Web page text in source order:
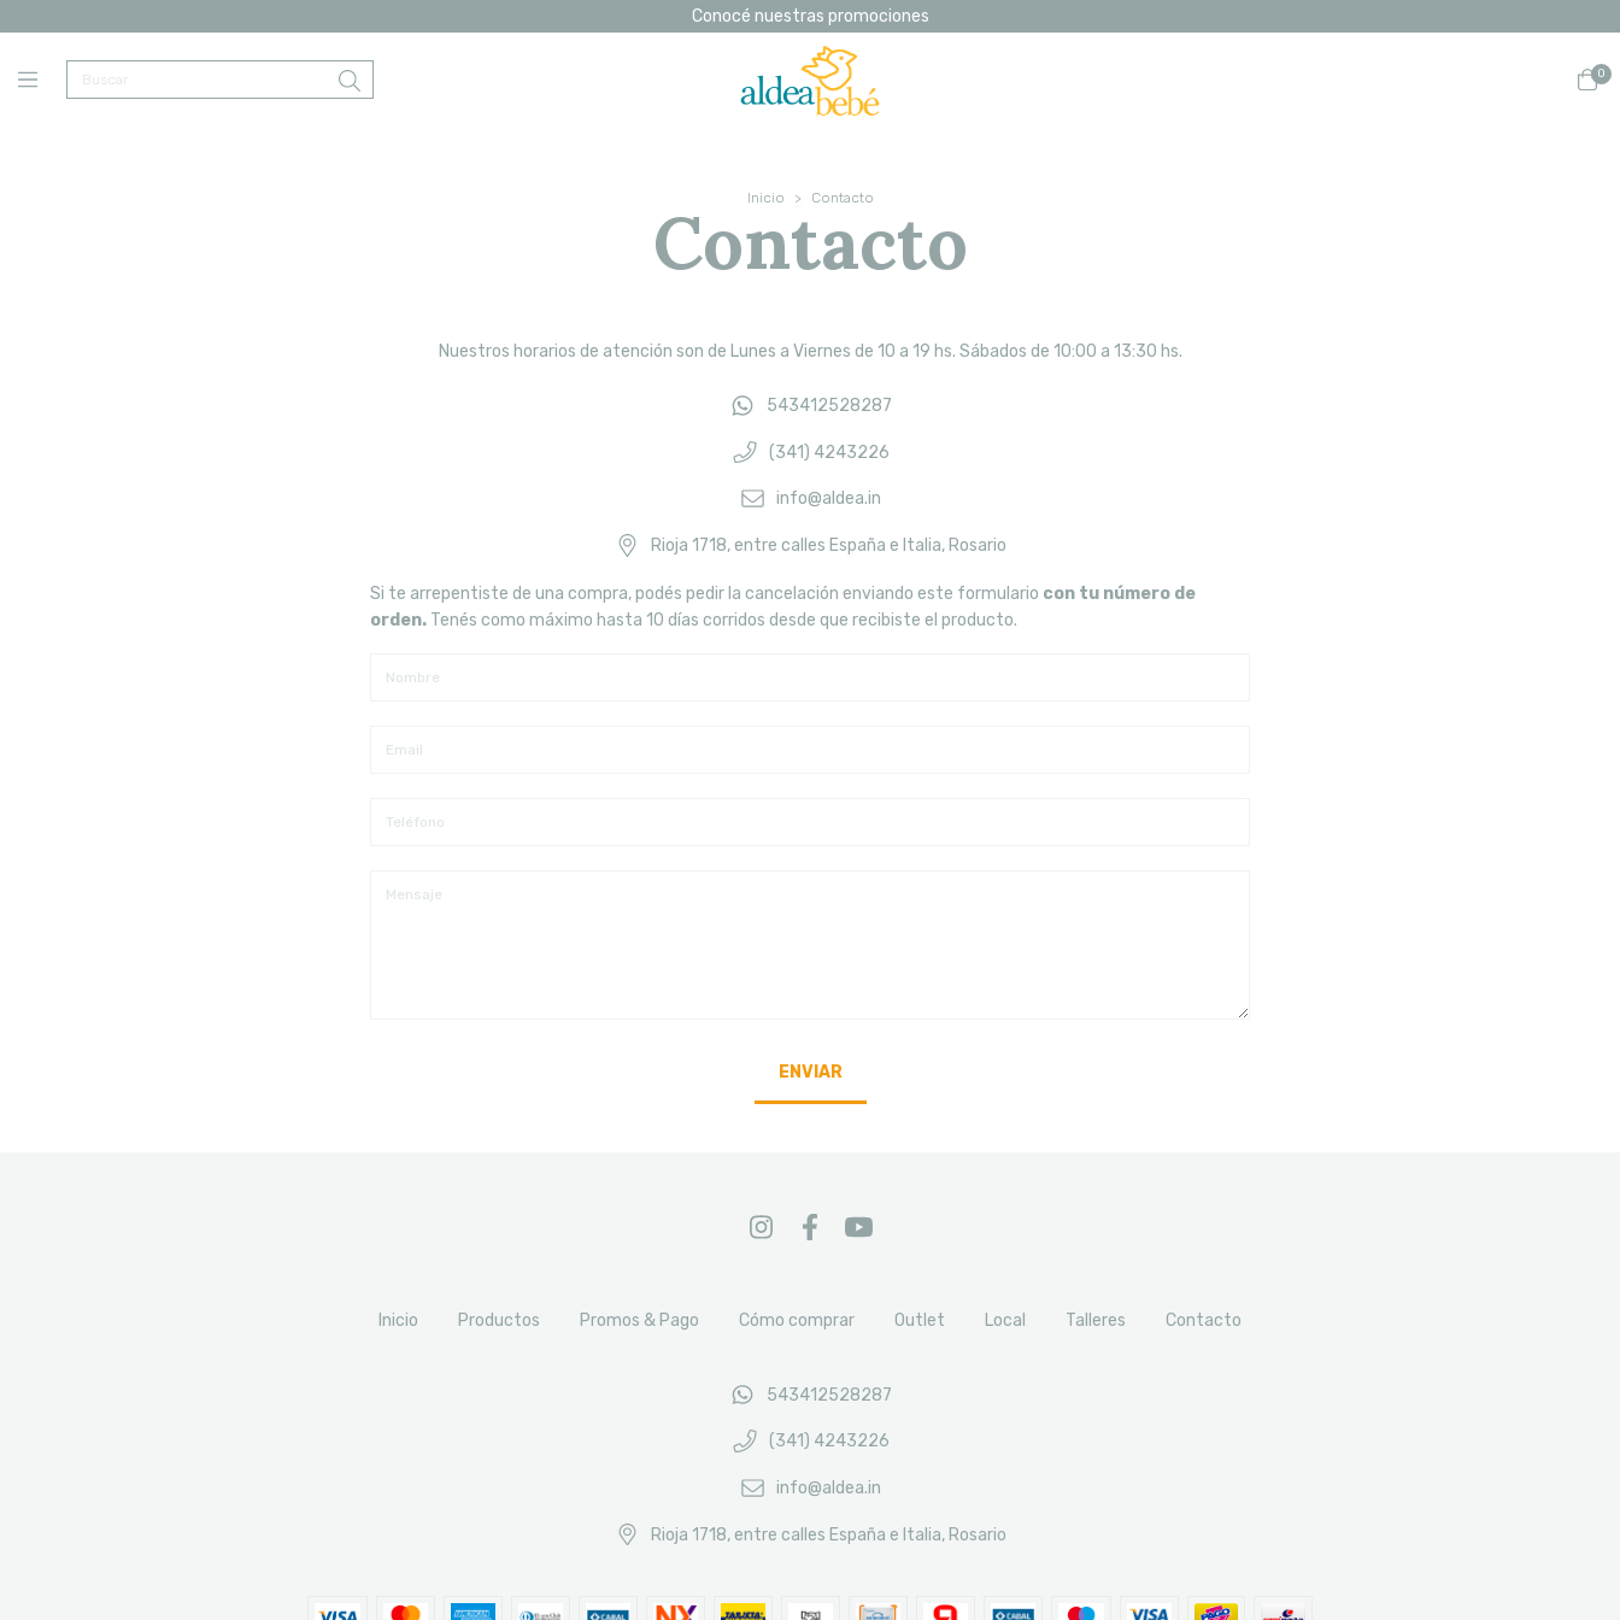
Conocé nuestras promociones
0
Inicio > Contacto
Contacto
Nuestros horarios de atención son de Lunes a Viernes de 10 a 19 hs. Sábados de 10:00 a 13:30 hs.
543412528287
(341) 4243226
info@aldea.in
Rioja 1718, entre calles España e Italia, Rosario
Si te arrepentiste de una compra, podés pedir la cancelación enviando este formulario con tu número de
orden. Tenés como máximo hasta 10 días corridos desde que recibiste el producto.
Inicio Productos Promos & Pago Cómo comprar Outlet Local Talleres Contacto
543412528287
(341) 4243226
info@aldea.in
Rioja 1718, entre calles España e Italia, Rosario